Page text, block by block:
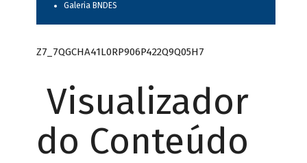
Galeria BNDES
Z7_7QGCHA41L0RP906P422Q9Q05H7
Visualizador
do Conteúdo